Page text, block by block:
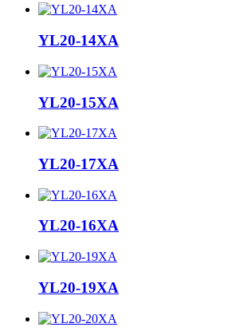
YL20-14XA
YL20-15XA
YL20-17XA
YL20-16XA
YL20-19XA